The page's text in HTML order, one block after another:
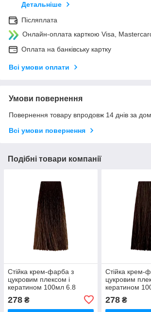
Детальніше
Післяплата
Онлайн-оплата карткою Visa,
Оплата на банківську картку
Всі умови оплати
Умови повернення
Повернення товару впродовж 14 днів за
Всі умови повернення
Подібні товари компанії
Стійка крем-фарба з
цукровим плексом і
кератином 100мл 6.8
278 ₴
Стійка крем-
цукровим
кератином
278₴